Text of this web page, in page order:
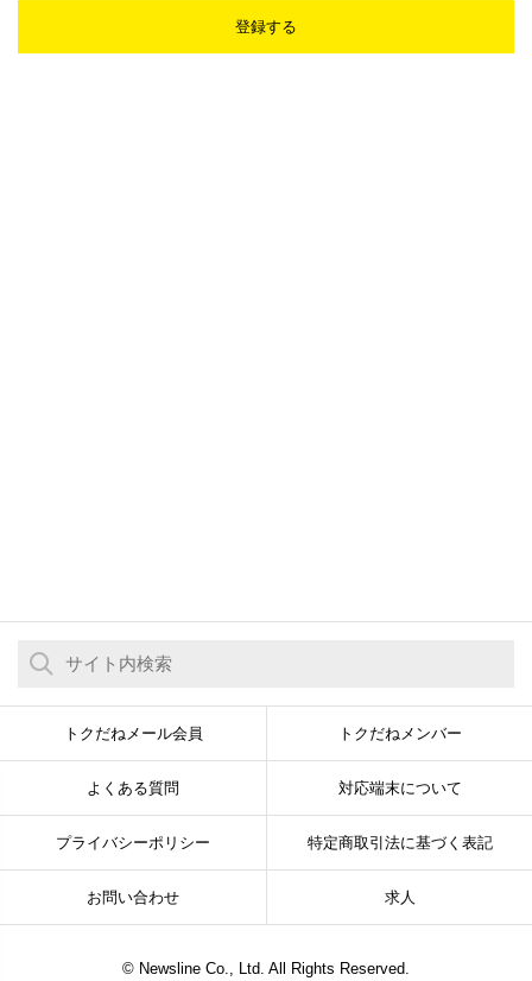
登録する
トクだねメール会員 トクだねメンバー
よくある質問 対応端末について
プライバシーポリシー 特定商取引法に基づく表記
お問い合わせ 求人
© Newsline Co., Ltd. All Rights Reserved.